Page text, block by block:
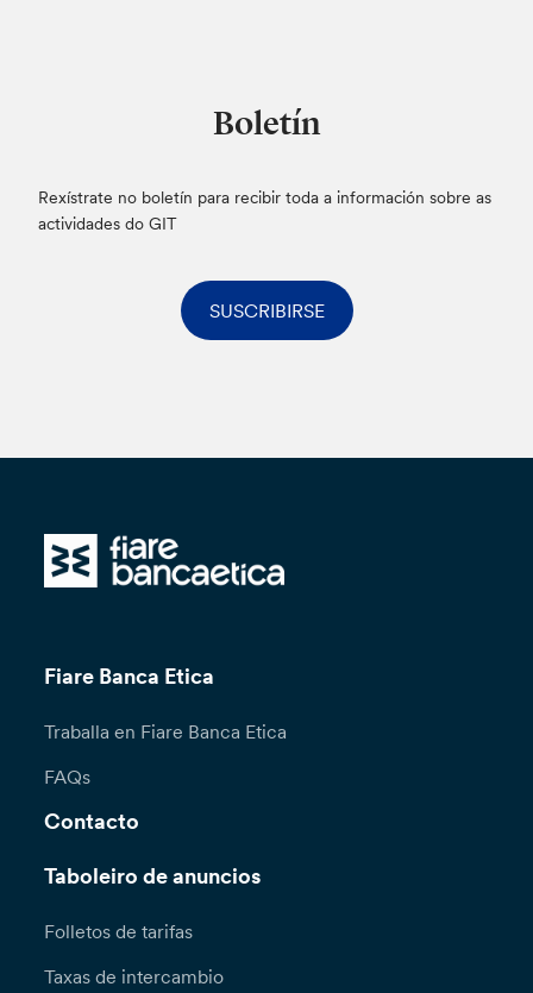
Boletín
Rexístrate no boletín para recibir toda a información sobre as
actividades do GIT
SUSCRIBIRSE
Fiare Banca Etica
Traballa en Fiare Banca Etica
FAQs
Contacto
Taboleiro de anuncios
Folletos de tarifas
Taxas de intercambio